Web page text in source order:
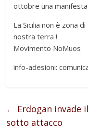
ottobre una
La Sicilia non è zona
nostra terra !
Movimento NoMuos
info-adesioni:
← Erdogan invade
sotto attacco